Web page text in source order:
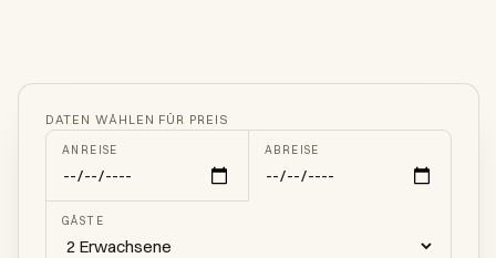
DATEN WÄHLEN FÜR PREIS
ANREISE ABREISE
GÄSTE